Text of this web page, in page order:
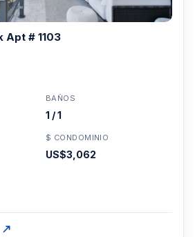
Apt # 1103
BAÑOS
1 / 1
$ CONDOMINIO
US$3,062